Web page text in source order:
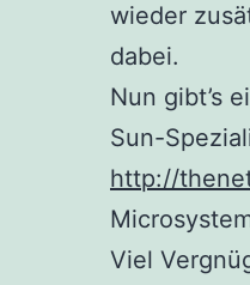
wieder
dabei.
Nun gibt’s
Sun-
http://
Viel